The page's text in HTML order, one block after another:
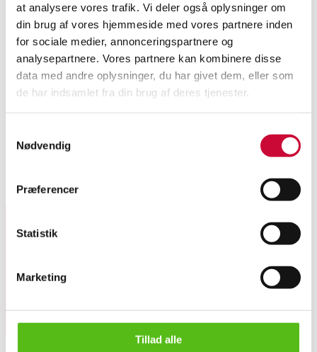
at analysere vores trafik. Vi deler også oplysninger om
din brug af vores hjemmeside med vores partnere inden
for sociale medier, annonceringspartnere og
analysepartnere. Vores partnere kan kombinere disse
data med andre oplysninger, du har givet dem, eller som
de har indsamlet fra din brug af deres tjenester.
Nødvendig
Præferencer
Statistik
Marketing
Tillad alle
Sofaborde, småborde
Roskilde DKK 5.000 6525498
Nyproduceret vare Momsvare
Beskrivelse
Tilmeld dig vores nyhedsbrev og modtag nyheder samt